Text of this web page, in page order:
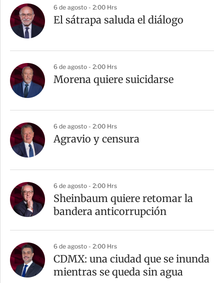
6 de agosto - 2:00 Hrs
El sátrapa saluda el diálogo
6 de agosto - 2:00 Hrs
Morena quiere suicidarse
6 de agosto - 2:00 Hrs
Agravio y censura
6 de agosto - 2:00 Hrs
Sheinbaum quiere retomar la
bandera anticorrupción
6 de agosto - 2:00 Hrs
CDMX: una ciudad que se inunda
mientras se queda sin agua